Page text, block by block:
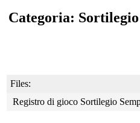
Categoria: Sortilegio
Files:
Registro di gioco Sortilegio